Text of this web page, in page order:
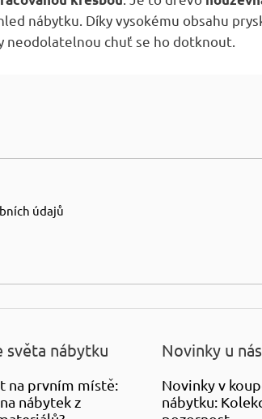
nábytku. Díky vysokému obsahu
neodolatelnou chuť se ho dotknout.
údajů
světa nábytku
na prvním místě:
nábytek z
Novinky u
Novinky v
nábytku: